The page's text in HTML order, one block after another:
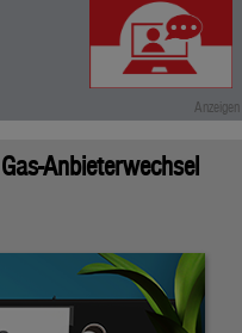
Anbieterwechsel